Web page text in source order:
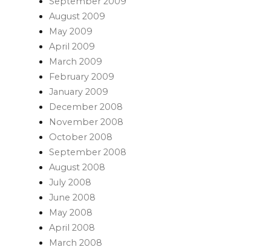
August 2009
May 2009
April 2009
March 2009
February 2009
January 2009
December 2008
November 2008
October 2008
September 2008
August 2008
July 2008
June 2008
May 2008
April 2008
March 2008